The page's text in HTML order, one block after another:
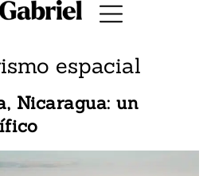
espacial
Nicaragua: un